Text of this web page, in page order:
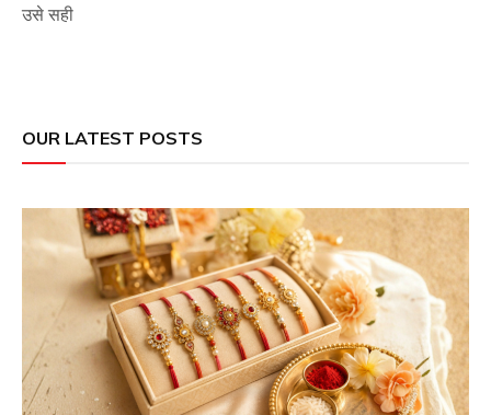
उसे सही
OUR LATEST POSTS